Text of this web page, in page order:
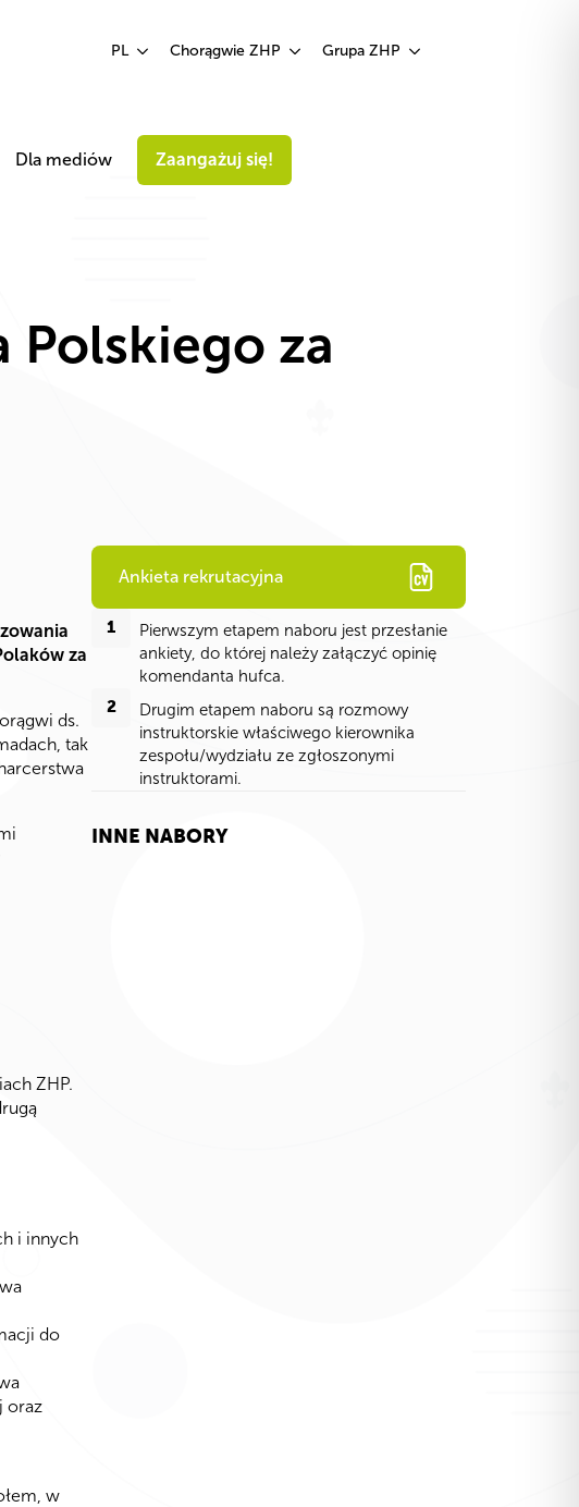
PL Chorągwie ZHP Grupa ZHP
Dla mediów Zaangażuj się!
Polskiego za
za
ds.
tak
ZHP.
i innych
do
oraz
w
Ankieta rekrutacyjna
1
Pierwszym etapem naboru jest przesłanie
ankiety, do której należy załączyć opinię
komendanta hufca.
2
Drugim etapem naboru są rozmowy
instruktorskie właściwego kierownika
zespołu/wydziału ze zgłoszonymi
instruktorami.
INNE NABORY